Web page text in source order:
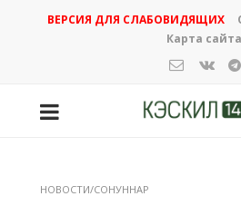
ВЕРСИЯ ДЛЯ СЛАБОВИДЯЩИХ
Карта сайта
НОВОСТИ/СОНУННАР